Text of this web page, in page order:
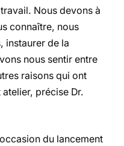
Nous devons à
connaître, nous
instaurer de la
nous sentir entre
raisons qui ont
précise Dr.
du lancement